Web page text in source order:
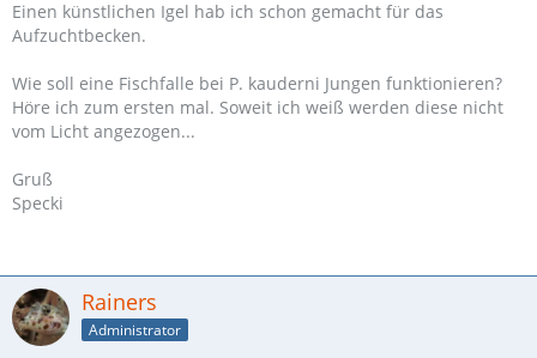
Einen künstlichen Igel hab ich schon gemacht für das
Aufzuchtbecken.
Wie soll eine Fischfalle bei P. kauderni Jungen funktionieren?
Höre ich zum ersten mal. Soweit ich weiß werden diese nicht
vom Licht angezogen...
Gruß
Specki
Rainers
Administrator